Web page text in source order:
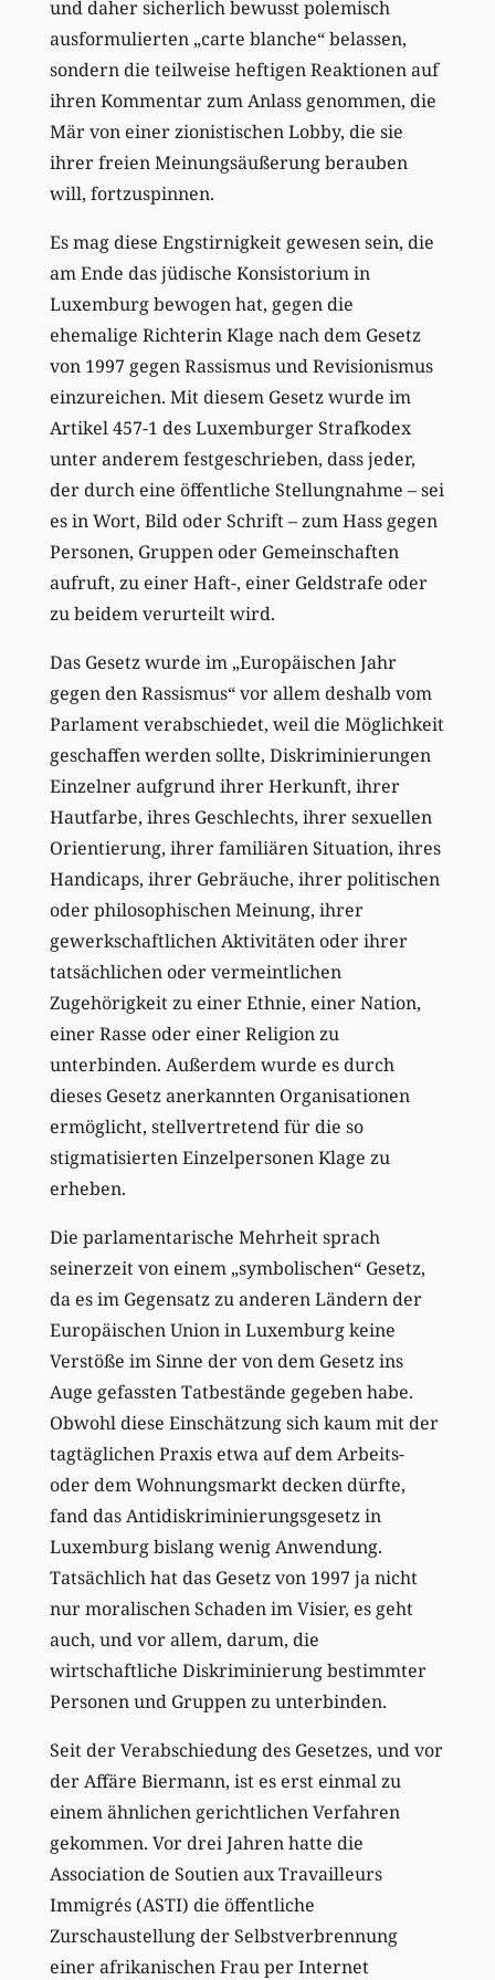
und daher sicherlich bewusst polemisch
ausformulierten „carte blanche“ belassen,
sondern die teilweise heftigen Reaktionen auf
ihren Kommentar zum Anlass genommen, die
Mär von einer zionistischen Lobby, die sie
ihrer freien Meinungsäußerung berauben
will, fortzuspinnen.
Es mag diese Engstirnigkeit gewesen sein, die
am Ende das jüdische Konsistorium in
Luxemburg bewogen hat, gegen die
ehemalige Richterin Klage nach dem Gesetz
von 1997 gegen Rassismus und Revisionismus
einzureichen. Mit diesem Gesetz wurde im
Artikel 457-1 des Luxemburger Strafkodex
unter anderem festgeschrieben, dass jeder,
der durch eine öffentliche Stellungnahme – sei
es in Wort, Bild oder Schrift – zum Hass gegen
Personen, Gruppen oder Gemeinschaften
aufruft, zu einer Haft-, einer Geldstrafe oder
zu beidem verurteilt wird.
Das Gesetz wurde im „Europäischen Jahr
gegen den Rassismus“ vor allem deshalb vom
Parlament verabschiedet, weil die Möglichkeit
geschaffen werden sollte, Diskriminierungen
Einzelner aufgrund ihrer Herkunft, ihrer
Hautfarbe, ihres Geschlechts, ihrer sexuellen
Orientierung, ihrer familiären Situation, ihres
Handicaps, ihrer Gebräuche, ihrer politischen
oder philosophischen Meinung, ihrer
gewerkschaftlichen Aktivitäten oder ihrer
tatsächlichen oder vermeintlichen
Zugehörigkeit zu einer Ethnie, einer Nation,
einer Rasse oder einer Religion zu
unterbinden. Außerdem wurde es durch
dieses Gesetz anerkannten Organisationen
ermöglicht, stellvertretend für die so
stigmatisierten Einzelpersonen Klage zu
erheben.
Die parlamentarische Mehrheit sprach
seinerzeit von einem „symbolischen“ Gesetz,
da es im Gegensatz zu anderen Ländern der
Europäischen Union in Luxemburg keine
Verstöße im Sinne der von dem Gesetz ins
Auge gefassten Tatbestände gegeben habe.
Obwohl diese Einschätzung sich kaum mit der
tagtäglichen Praxis etwa auf dem Arbeits-
oder dem Wohnungsmarkt decken dürfte,
fand das Antidiskriminierungsgesetz in
Luxemburg bislang wenig Anwendung.
Tatsächlich hat das Gesetz von 1997 ja nicht
nur moralischen Schaden im Visier, es geht
auch, und vor allem, darum, die
wirtschaftliche Diskriminierung bestimmter
Personen und Gruppen zu unterbinden.
Seit der Verabschiedung des Gesetzes, und vor
der Affäre Biermann, ist es erst einmal zu
einem ähnlichen gerichtlichen Verfahren
gekommen. Vor drei Jahren hatte die
Association de Soutien aux Travailleurs
Immigrés (ASTI) die öffentliche
Zurschaustellung der Selbstverbrennung
einer afrikanischen Frau per Internet